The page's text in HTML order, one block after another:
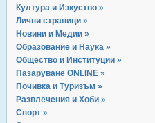
Култура и Изкуство »
Лични страници »
Новини и Медии »
Образование и Наука »
Общество и Институции »
Пазаруване ONLINE »
Почивка и Туризъм »
Развлечения и Хоби »
Спорт »